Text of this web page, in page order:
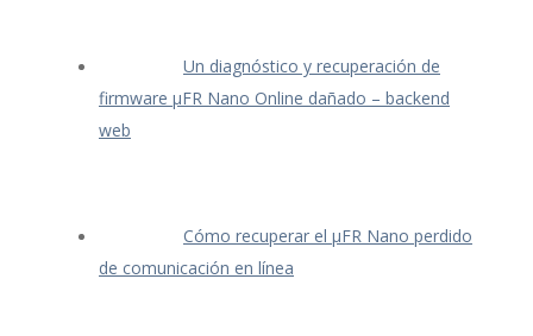
Un diagnóstico y recuperación de
firmware μFR Nano Online dañado – backend
web
Cómo recuperar el μFR Nano perdido
de comunicación en línea